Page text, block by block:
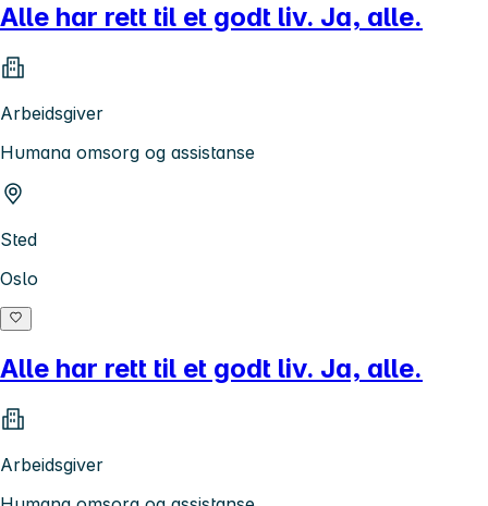
Alle har rett til et godt liv. Ja, alle.
Arbeidsgiver
Humana omsorg og assistanse
Sted
Oslo
Alle har rett til et godt liv. Ja, alle.
Arbeidsgiver